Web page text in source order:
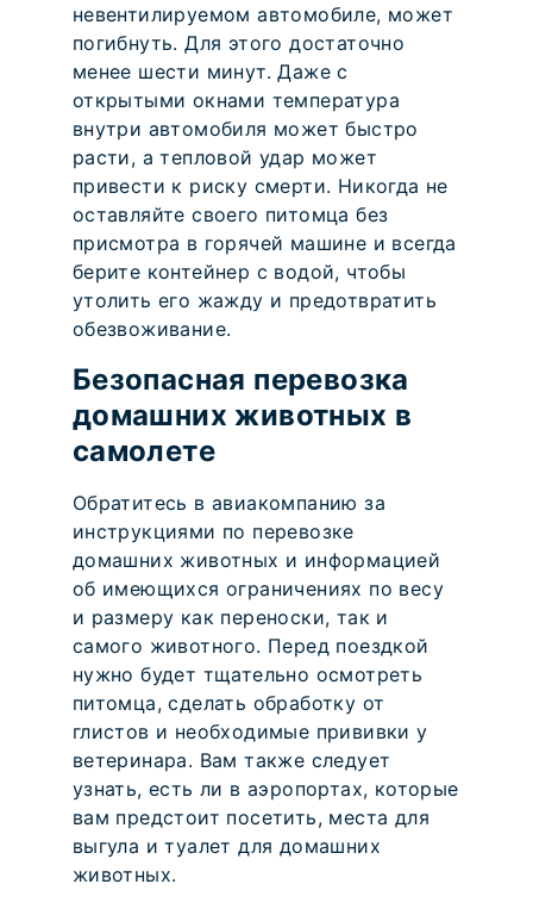
невентилируемом автомобиле, может
погибнуть. Для этого достаточно
менее шести минут. Даже с
открытыми окнами температура
внутри автомобиля может быстро
расти, а тепловой удар может
привести к риску смерти. Никогда не
оставляйте своего питомца без
присмотра в горячей машине и всегда
берите контейнер с водой, чтобы
утолить его жажду и предотвратить
обезвоживание.
Безопасная перевозка
домашних животных в
самолете
Обратитесь в авиакомпанию за
инструкциями по перевозке
домашних животных и информацией
об имеющихся ограничениях по весу
и размеру как переноски, так и
самого животного. Перед поездкой
нужно будет тщательно осмотреть
питомца, сделать обработку от
глистов и необходимые прививки у
ветеринара. Вам также следует
узнать, есть ли в аэропортах, которые
вам предстоит посетить, места для
выгула и туалет для домашних
животных.